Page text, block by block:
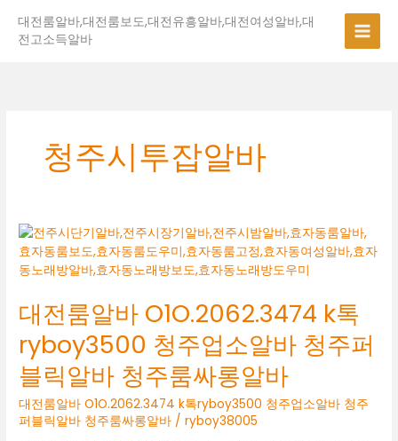
대전룸알바,대전룸보도,대전유흥알바,대전여성알바,대
전고소득알바
청주시투잡알바
대전룸알바 O1O.2062.3474 k톡
ryboy3500 청주업소알바 청주퍼
블릭알바 청주룸싸롱알바
대전룸알바 O1O.2062.3474 k톡ryboy3500 청주업소알바 청주
퍼블릭알바 청주룸싸롱알바 /ryboy38005
대
전
룸
바
O1O.2062.3474
k
톡
ryboy3500
청
주